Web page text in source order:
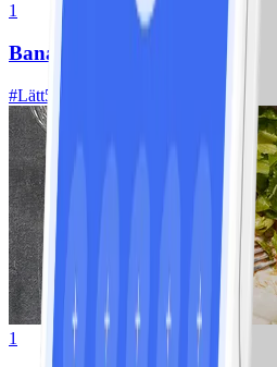
1
Bananpannkakor
#Lätt5 MIN
1